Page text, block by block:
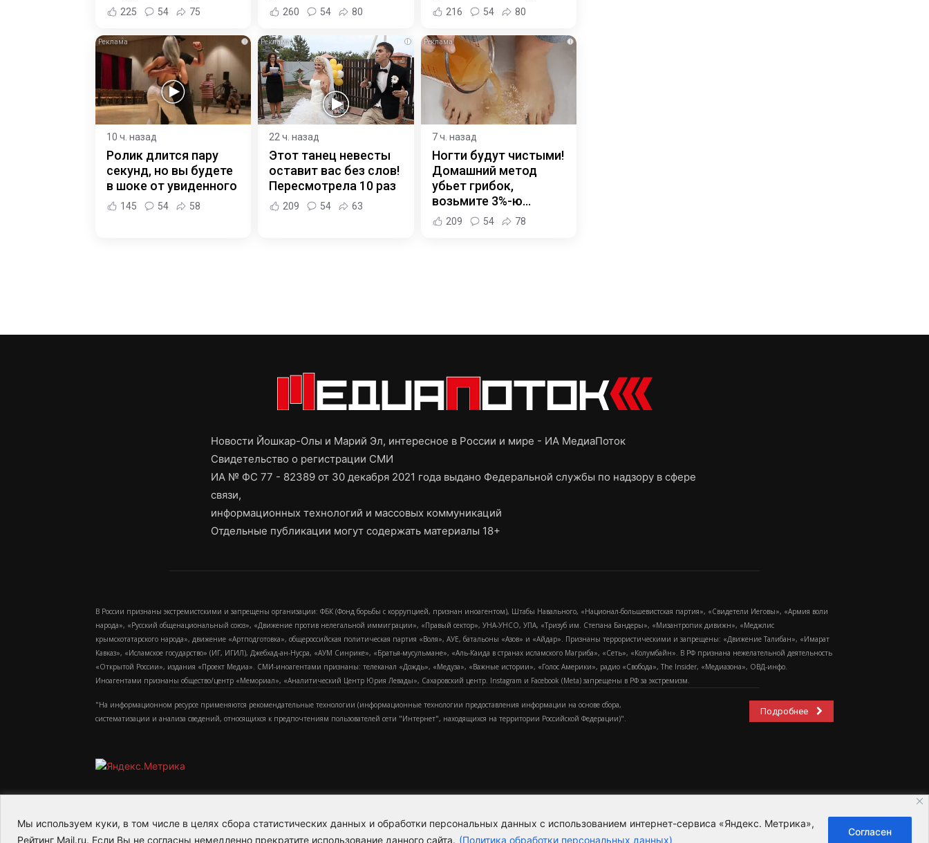
Мы используем куки, в том числе в целях сбора статистических данных и обработки персональных данных с использованием интернет-сервиса «Яндекс. Метрика»,
Рейтинг Mail.ru. Если Вы не согласны немедленно прекратите использование данного сайта. (Политика обработки персональных данных)
Согласен
225 54 75 260 54 80 216 54 80
i
10 ч. назад
Ролик длится пару
секунд, но вы будете
в шоке от увиденного
145 54 58
i
22 ч. назад
Этот танец невесты
оставит вас без слов!
Пересмотрела 10 раз
209 54 63
i
7 ч. назад
Ногти будут чистыми!
Домашний метод
убьет грибок,
возьмите 3%-ю…
209 54 78
Новости Йошкар-Олы и Марий Эл, интересное в России и мире - ИА МедиаПоток
Свидетельство о регистрации СМИ
ИА № ФС 77 - 82389 от 30 декабря 2021 года выдано Федеральной службы по надзору в сфере
связи,
информационных технологий и массовых коммуникаций
Отдельные публикации могут содержать материалы 18+
В России признаны экстремистскими и запрещены организации: ФБК (Фонд борьбы с коррупцией, признан иноагентом), Штабы Навального, «Национал-большевистская партия», «Свидетели Иеговы», «Армия воли
народа», «Русский общенациональный союз», «Движение против нелегальной иммиграции», «Правый сектор», УНА-УНСО, УПА, «Тризуб им. Степана Бандеры», «Мизантропик дивижн», «Меджлис
крымскотатарского народа», движение «Артподготовка», общероссийская политическая партия «Воля», АУЕ, батальоны «Азов» и «Айдар». Признаны террористическими и запрещены: «Движение Талибан», «Имарат
Кавказ», «Исламское государство» (ИГ, ИГИЛ), Джебхад-ан-Нусра, «АУМ Синрике», «Братья-мусульмане», «Аль-Каида в странах исламского Магриба», «Сеть», «Колумбайн». В РФ признана нежелательной деятельность
«Открытой России», издания «Проект Медиа». СМИ-иноагентами признаны: телеканал «Дождь», «Медуза», «Важные истории», «Голос Америки», радио «Свобода», The Insider, «Медиазона», ОВД-инфо.
Иноагентами признаны общество/центр «Мемориал», «Аналитический Центр Юрия Левады», Сахаровский центр. Instagram и Facebook (Metа) запрещены в РФ за экстремизм.
"На информационном ресурсе применяются рекомендательные технологии (информационные технологии предоставления информации на основе сбора,
систематизации и анализа сведений, относящихся к предпочтениям пользователей сети "Интернет", находящихся на территории Российской Федерации)".
Подробнее
2015-2026- Информационное агентство МедиаПоток Для справки
Пользовательское соглашение